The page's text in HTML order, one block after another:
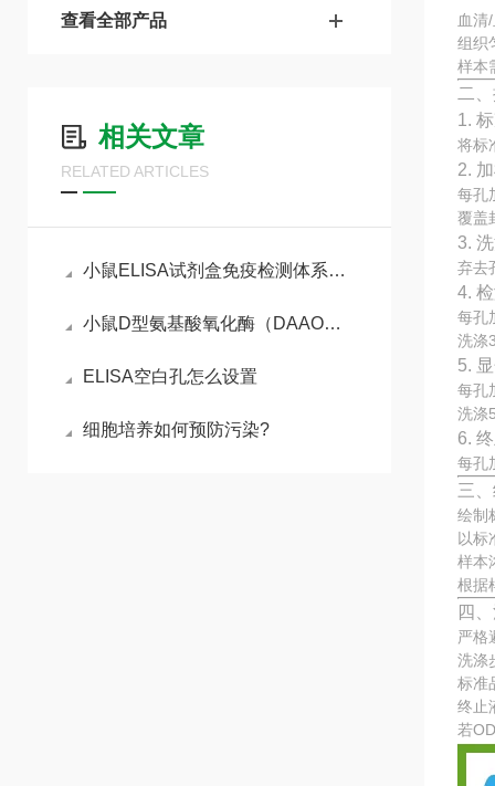
查看全部产品
相关文章
RELATED ARTICLES
小鼠ELISA试剂盒免疫检测体系与动物模型实验实操指南
小鼠D型氨基酸氧化酶（DAAO）ELISA试剂盒参考说明书
ELISA空白孔怎么设置
细胞培养如何预防污染?
血清
组织
样本
二
1.
将标
2.
每孔
覆盖
3.
弃去
4.
每孔
洗涤
5.
每孔
洗涤
6.
每孔
三
绘制
以标
样本
根据
四
严格
洗涤
标准
终止
若